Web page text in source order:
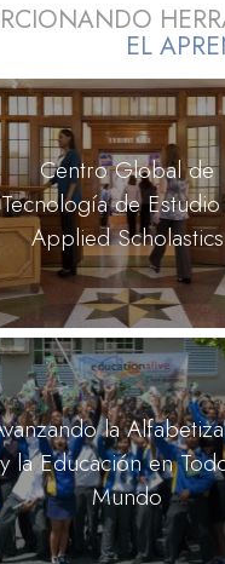
EL
Centro Global de
Tecnología de
Applied Scholastics
la
y la Educación en
Mundo